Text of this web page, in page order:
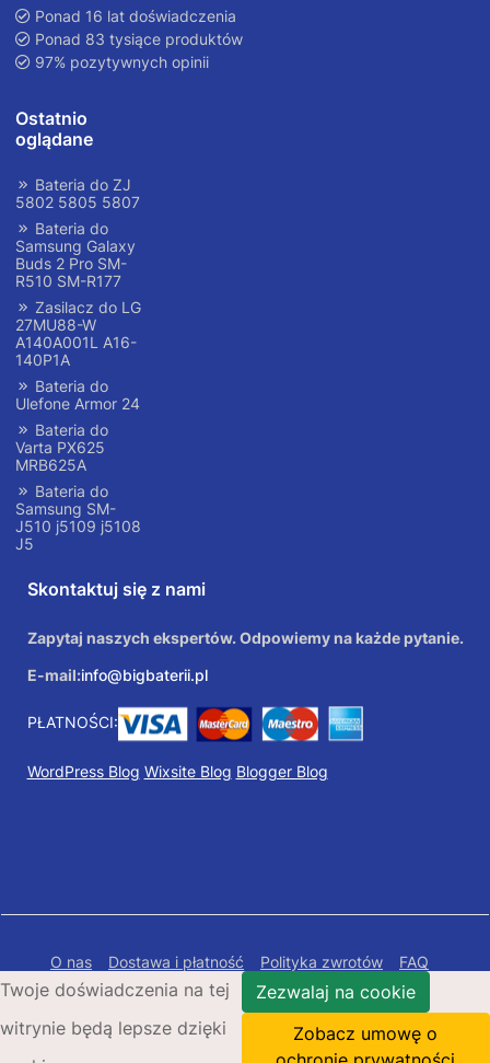
Ponad 16 lat doświadczenia
Ponad 83 tysiące produktów
97% pozytywnych opinii
Ostatnio
oglądane
Bateria do ZJ
5802 5805 5807
Bateria do
Samsung Galaxy
Buds 2 Pro SM-
R510 SM-R177
Zasilacz do LG
27MU88-W
A140A001L A16-
140P1A
Bateria do
Ulefone Armor 24
Bateria do
Varta PX625
MRB625A
Bateria do
Samsung SM-
J510 j5109 j5108
J5
Skontaktuj się z nami
Zapytaj naszych ekspertów. Odpowiemy na każde pytanie.
E-mail:info@bigbaterii.pl
PŁATNOŚCI:
WordPress Blog Wixsite Blog Blogger Blog
O nas Dostawa i płatność Polityka zwrotów
FAQ
Polityka prywatności
Mapa Strony
Copyright © 2026 Bigbaterii.pl. Wszelkie prawa
zastrzeżone.
Twoje doświadczenia na tej
witrynie będą lepsze dzięki
Zezwalaj na cookie
Zobacz umowę o